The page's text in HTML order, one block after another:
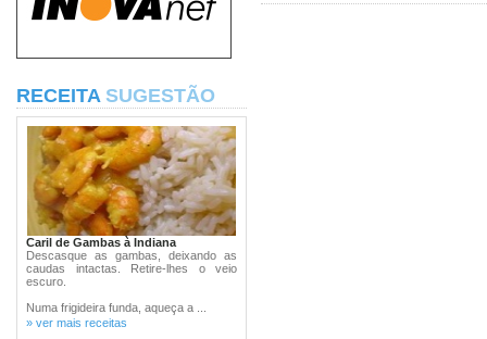
RECEITA SUGESTÃO
Caril de Gambas à Indiana
Descasque as gambas, deixando as
caudas intactas. Retire-lhes o veio
escuro.
Numa frigideira funda, aqueça a ...
» ver mais receitas